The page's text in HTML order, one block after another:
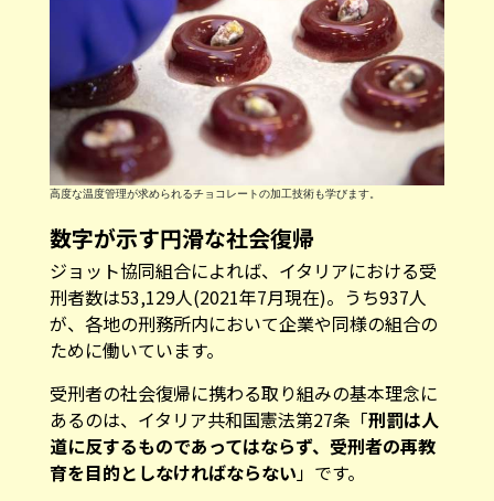
高度な温度管理が求められるチョコレートの加工技術も学びます。
数字が示す円滑な社会復帰
ジョット協同組合によれば、イタリアにおける受
刑者数は53,129人(2021年7月現在)。うち937人
が、各地の刑務所内において企業や同様の組合の
ために働いています。
受刑者の社会復帰に携わる取り組みの基本理念に
あるのは、イタリア共和国憲法第27条「刑罰は人
道に反するものであってはならず、受刑者の再教
育を目的としなければならない」です。